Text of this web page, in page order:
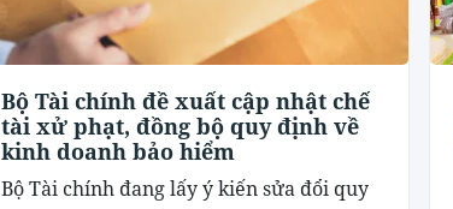
Bộ Tài chính đề xuất cập nhật chế
tài xử phạt, đồng bộ quy định về
kinh doanh bảo hiểm
Bộ Tài chính đang lấy ý kiến sửa đổi quy